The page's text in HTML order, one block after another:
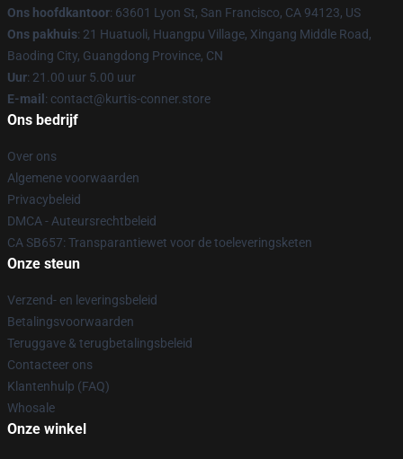
Ons hoofdkantoor: 63601 Lyon St, San Francisco, CA 94123, US
Ons pakhuis: 21 Huatuoli, Huangpu Village, Xingang Middle Road,
Baoding City, Guangdong Province, CN
Uur: 21.00 uur 5.00 uur
E-mail : contact@kurtis-conner.store
Ons bedrijf
Over ons
Algemene voorwaarden
Privacybeleid
DMCA - Auteursrechtbeleid
CA SB657: Transparantiewet voor de toeleveringsketen
Onze steun
Verzend- en leveringsbeleid
Betalingsvoorwaarden
Teruggave & terugbetalingsbeleid
Contacteer ons
Klantenhulp (FAQ)
Whosale
Onze winkel